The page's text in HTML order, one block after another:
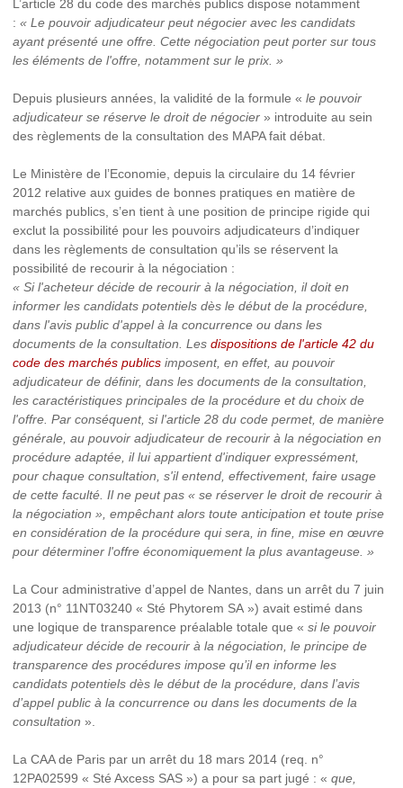
L’article 28 du code des marchés publics dispose notamment
: « Le pouvoir adjudicateur peut négocier avec les candidats
ayant présenté une offre. Cette négociation peut porter sur tous
les éléments de l'offre, notamment sur le prix. »
Depuis plusieurs années, la validité de la formule « le pouvoir
adjudicateur se réserve le droit de négocier » introduite au sein
des règlements de la consultation des MAPA fait débat.
Le Ministère de l’Economie, depuis la circulaire du 14 février
2012 relative aux guides de bonnes pratiques en matière de
marchés publics, s’en tient à une position de principe rigide qui
exclut la possibilité pour les pouvoirs adjudicateurs d’indiquer
dans les règlements de consultation qu’ils se réservent la
possibilité de recourir à la négociation :
« Si l'acheteur décide de recourir à la négociation, il doit en
informer les candidats potentiels dès le début de la procédure,
dans l'avis public d'appel à la concurrence ou dans les
documents de la consultation. Les dispositions de l'article 42 du
code des marchés publics imposent, en effet, au pouvoir
adjudicateur de définir, dans les documents de la consultation,
les caractéristiques principales de la procédure et du choix de
l'offre. Par conséquent, si l'article 28 du code permet, de manière
générale, au pouvoir adjudicateur de recourir à la négociation en
procédure adaptée, il lui appartient d'indiquer expressément,
pour chaque consultation, s'il entend, effectivement, faire usage
de cette faculté. Il ne peut pas « se réserver le droit de recourir à
la négociation », empêchant alors toute anticipation et toute prise
en considération de la procédure qui sera, in fine, mise en œuvre
pour déterminer l'offre économiquement la plus avantageuse. »
La Cour administrative d’appel de Nantes, dans un arrêt du 7 juin
2013 (n° 11NT03240 « Sté Phytorem SA ») avait estimé dans
une logique de transparence préalable totale que « si le pouvoir
adjudicateur décide de recourir à la négociation, le principe de
transparence des procédures impose qu’il en informe les
candidats potentiels dès le début de la procédure, dans l’avis
d’appel public à la concurrence ou dans les documents de la
consultation ».
La CAA de Paris par un arrêt du 18 mars 2014 (req. n°
12PA02599 « Sté Axcess SAS ») a pour sa part jugé : « que,